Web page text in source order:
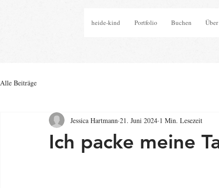
heide-kind Portfolio Buchen
Alle Beiträge
Ich packe meine
Jessica Hartmann 21. Juni 2024 1 Min. Lesezeit